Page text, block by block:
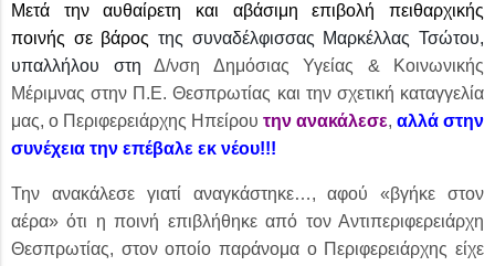
Μετά την αυθαίρετη και αβάσιμη επιβολή πειθαρχικής
ποινής σε βάρος της συναδέλφισσας Μαρκέλλας Τσώτου,
υπαλλήλου στη Δ/νση Δημόσιας Υγείας & Κοινωνικής
Μέριμνας στην Π.Ε. Θεσπρωτίας και την σχετική καταγγελία
μας, ο Περιφερειάρχης Ηπείρου την ανακάλεσε, αλλά στην
συνέχεια την επέβαλε εκ νέου!!!
Την ανακάλεσε γιατί αναγκάστηκε…, αφού «βγήκε στον
αέρα» ότι η ποινή επιβλήθηκε από τον Αντιπεριφερειάρχη
Θεσπρωτίας, στον οποίο παράνομα ο Περιφερειάρχης είχε